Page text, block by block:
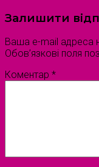
Залишити
Ваша e-mail адреса
Обов’язкові поля
Коментар *